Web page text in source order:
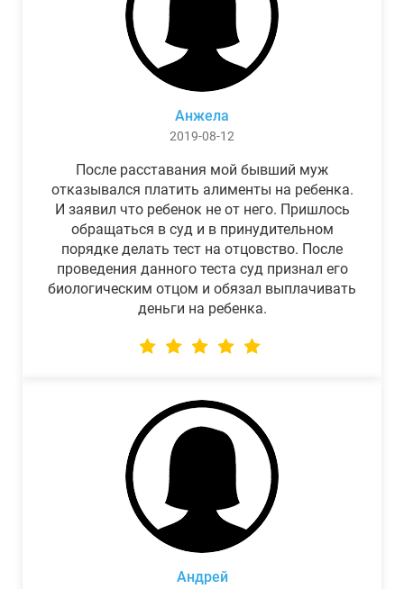
Анжела
2019-08-12
После расставания мой бывший муж
отказывался платить алименты на ребенка.
И заявил что ребенок не от него. Пришлось
обращаться в суд и в принудительном
порядке делать тест на отцовство. После
проведения данного теста суд признал его
биологическим отцом и обязал выплачивать
деньги на ребенка.
Андрей